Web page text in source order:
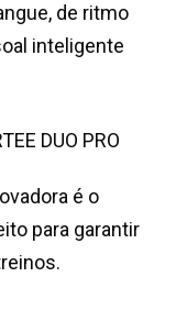
de ritmo
inteligente
é o
para garantir